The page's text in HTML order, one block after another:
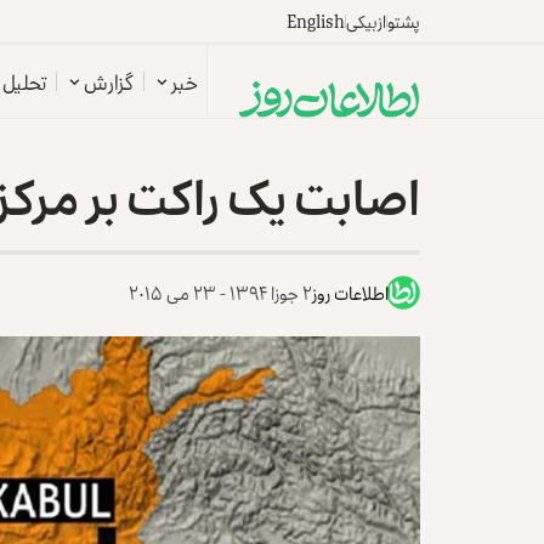
پشتوازبیکیEnglish
خبر گزارش تحلیل
اصابت یک راکت بر
اطلاعات روز۲ جوزا ۱۳۹۴ - ۲۳ می ۲۰۱۵